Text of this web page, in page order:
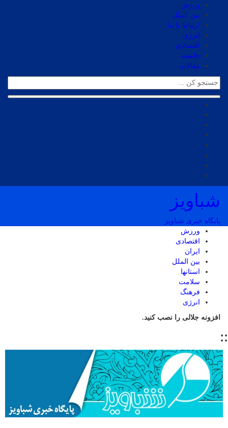
ورزش
بین الملل
ارتباط با ما
انرژی
اقتصادی
جامعه
مقالات
شباویز
پایگاه خبری شباویز
ورزش
اقتصادی
ایران
بین الملل
استانها
سلامت
فرهنگ
انرژی
افزونه جلالی را نصب کنید.
::